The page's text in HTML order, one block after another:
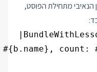
מתחילת הפוסט,